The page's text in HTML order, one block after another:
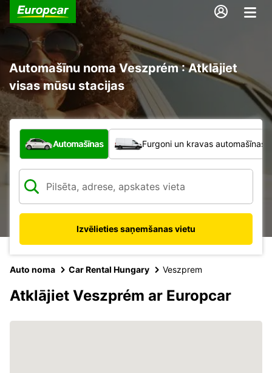
Automašīnu noma Veszprém : Atklājiet
visas mūsu stacijas
Kāda veida transportlīdzeklis?
Automašīnas Furgoni un kravas automašīnas
Izvēlieties saņemšanas vietu
Auto noma Car Rental Hungary Veszprem
Atklājiet Veszprém ar Europcar